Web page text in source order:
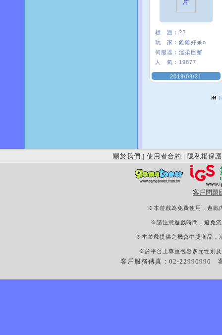
標 題： ??
玩 家： 錐錐好呆o
伺服器： 溫柔巨蟹
人 氣： 19877
2019/03/21
關於我們 | 使用者合約 | 隱私權保護
客戶問題
※本遊戲為免費使用，遊戲
※請注意遊戲時間，避免
※本遊戲提供之機會中獎商品，
※於平台上尊重包容多元性別
客戶服務傳真：02-22996996